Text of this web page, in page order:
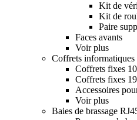
Kit de
Kit de
Paire
Faces avants
Voir plus
Coffrets informatiques
Coffrets fixes
Coffrets fixes
Accessoires
Voir plus
Baies de brassage